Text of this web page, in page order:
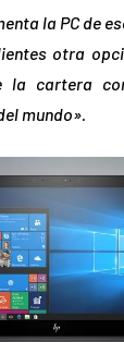
la PC de
otra
la cartera
mundo».